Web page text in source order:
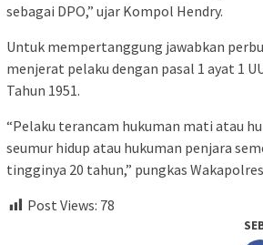
sebagai DPO,” ujar Kompol Hendry.
Untuk mempertanggung jawabkan
menjerat pelaku dengan pasal 1 ayat 1
Tahun 1951.
“Pelaku terancam hukuman mati atau
seumur hidup atau hukuman penjara
tingginya 20 tahun,” pungkas
Post Views: 78